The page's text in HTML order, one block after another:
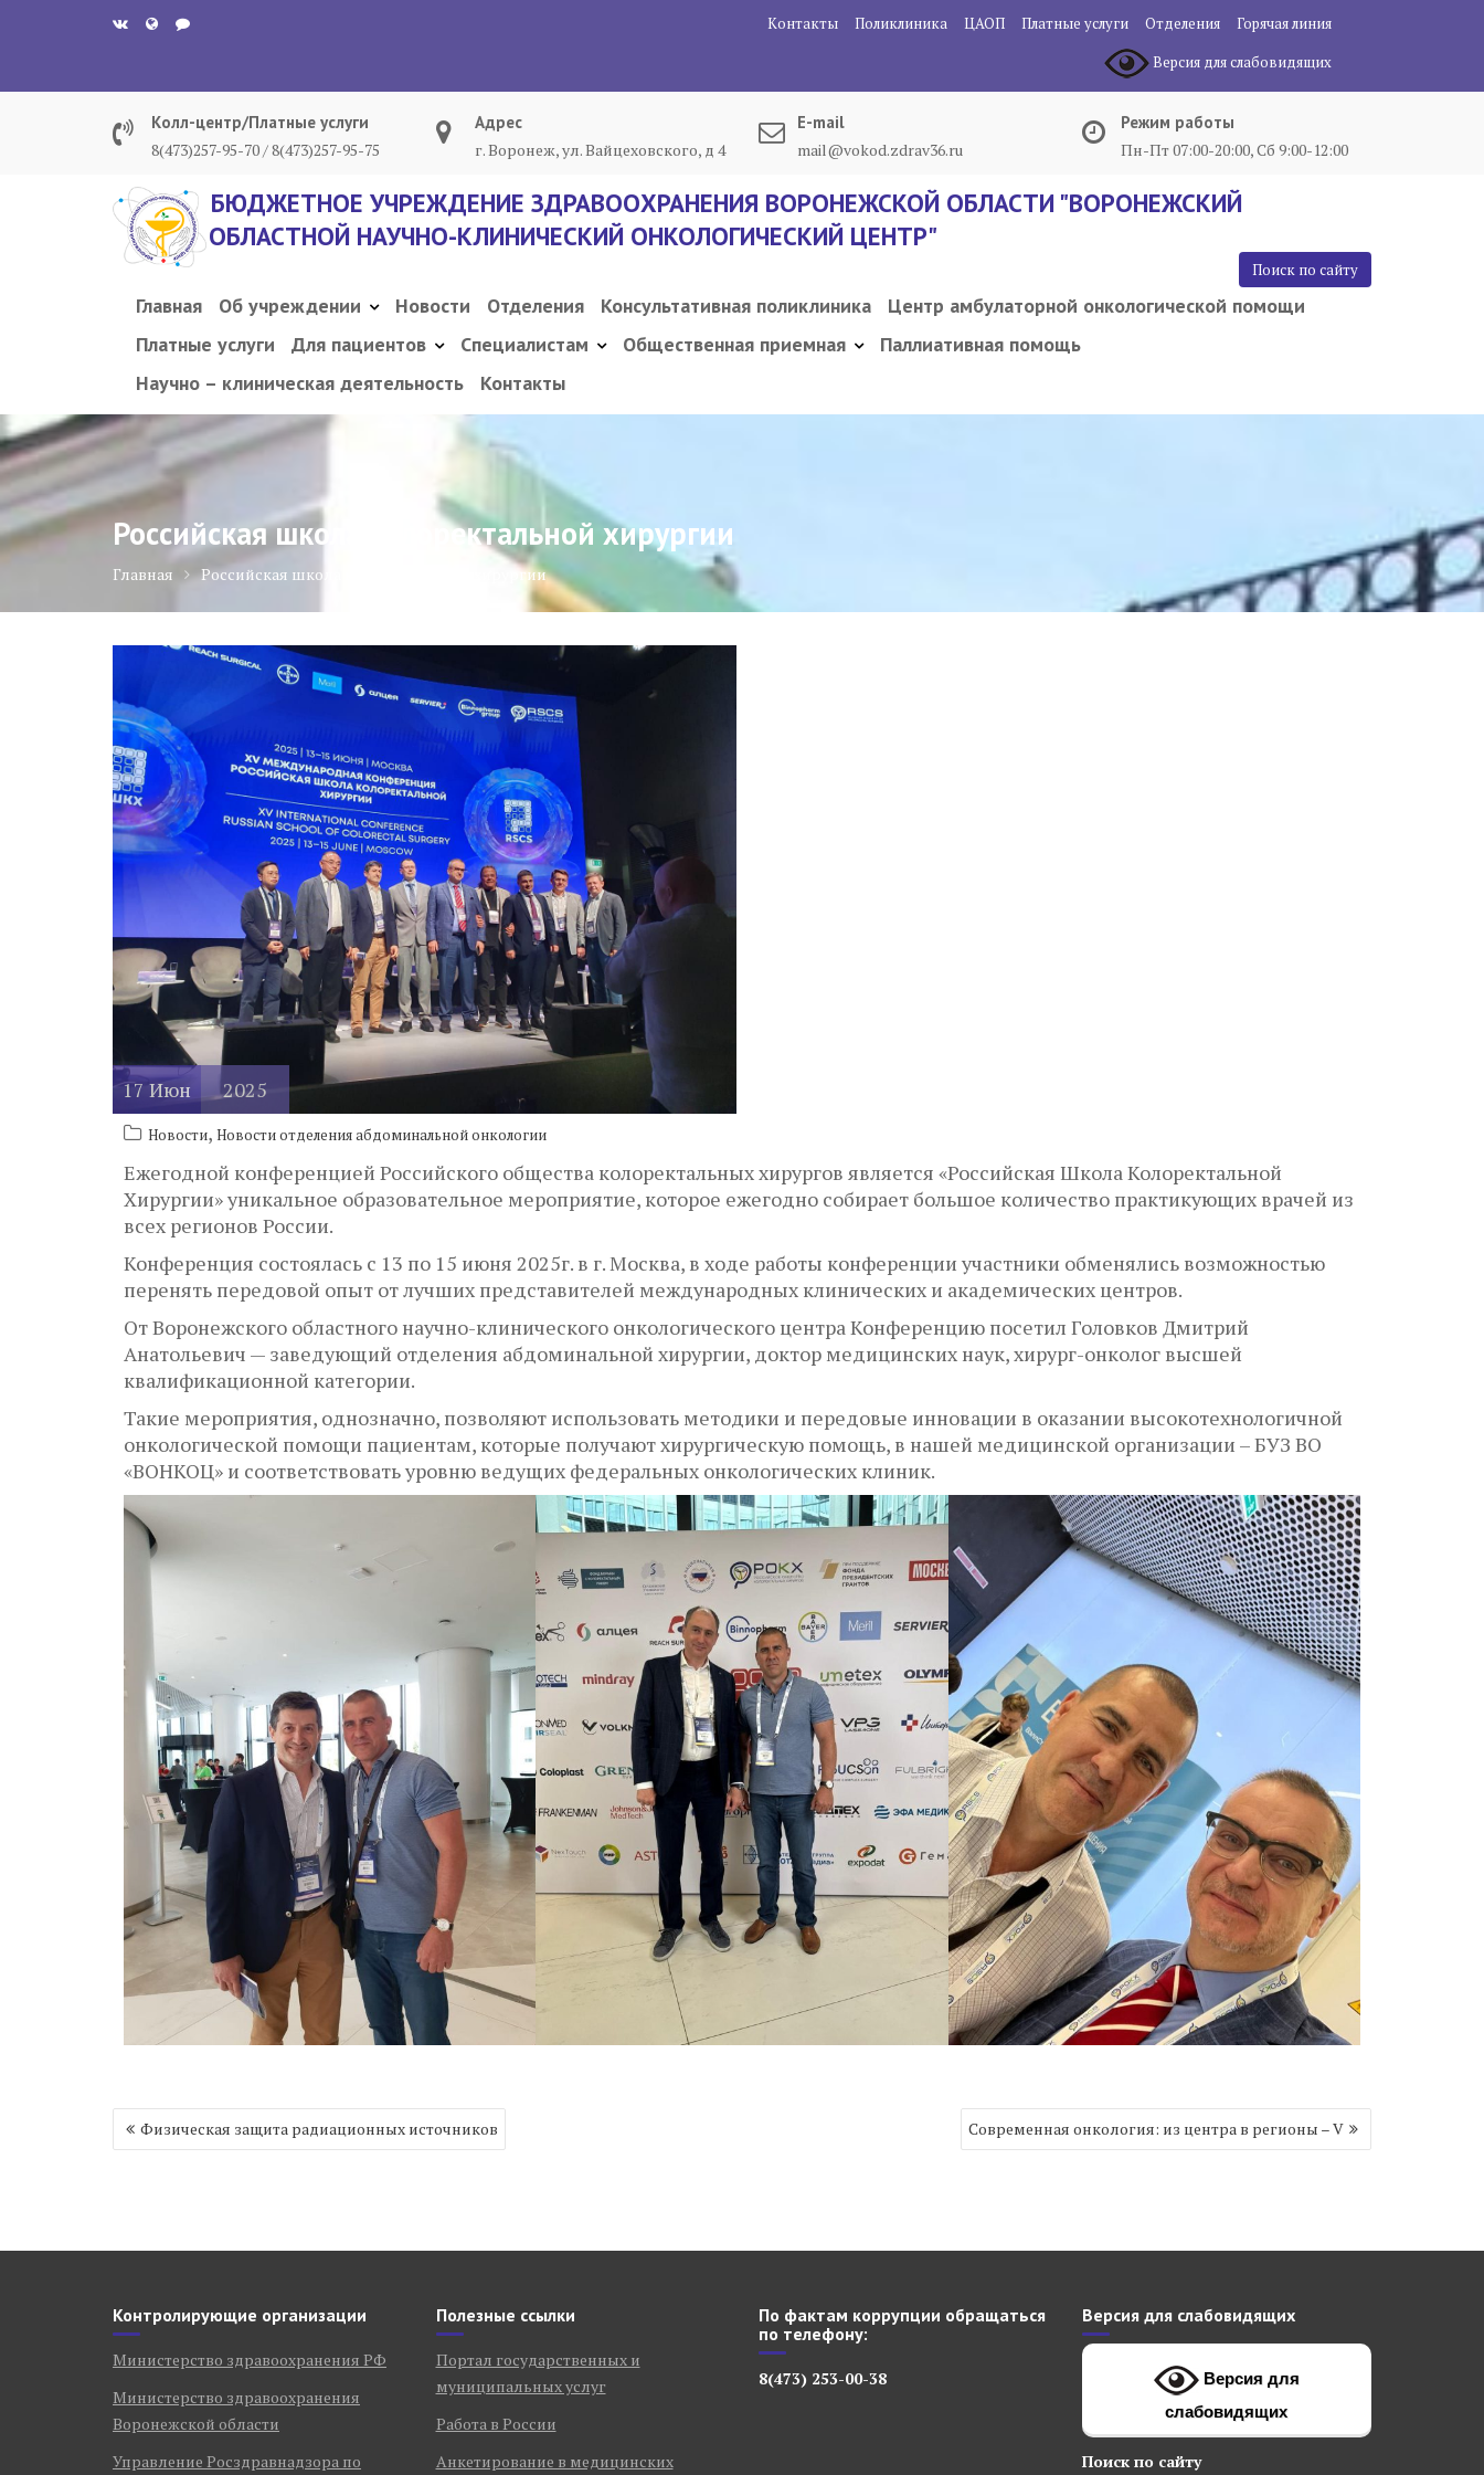
Контакты Поликлиника ЦАОП Платные услуги Отделения
Горячая линия
Версия для слабовидящих
Колл-центр/Платные услуги
8(473)257-95-70 / 8(473)257-95-75
Адрес
г. Воронеж, ул. Вайцеховского, д 4
E-mail
mail@vokod.zdrav36.ru
Режим работы
Пн-Пт 07:00-20:00, Сб 9:00-12:00
БЮДЖЕТНОЕ УЧРЕЖДЕНИЕ ЗДРАВООХРАНЕНИЯ ВОРОНЕЖСКОЙ ОБЛАСТИ "ВОРОНЕЖСКИЙ
ОБЛАСТНОЙ НАУЧНО-КЛИНИЧЕСКИЙ ОНКОЛОГИЧЕСКИЙ ЦЕНТР"
Поиск по сайту
Главная Об учреждении Новости Отделения Консультативная поликлиника
Центр амбулаторной онкологической помощи
Платные услуги
Для пациентов Специалистам Общественная приемная
Паллиативная помощь
Научно – клиническая деятельность
Контакты
Российская школа колоректальной хирургии
Главная Российская школа колоректальной хирургии
17 Июн 2025
Новости, Новости отделения абдоминальной онкологии
Ежегодной конференцией Российского общества колоректальных хирургов является «Российская Школа Колоректальной
Хирургии» уникальное образовательное мероприятие, которое ежегодно собирает большое количество практикующих врачей из
всех регионов России.
Конференция состоялась с 13 по 15 июня 2025г. в г. Москва, в ходе работы конференции участники обменялись возможностью
перенять передовой опыт от лучших представителей международных клинических и академических центров.
От Воронежского областного научно-клинического онкологического центра Конференцию посетил Головков Дмитрий
Анатольевич — заведующий отделения абдоминальной хирургии, доктор медицинских наук, хирург-онколог высшей
квалификационной категории.
Такие мероприятия, однозначно, позволяют использовать методики и передовые инновации в оказании высокотехнологичной
онкологической помощи пациентам, которые получают хирургическую помощь, в нашей медицинской организации – БУЗ ВО
«ВОНКОЦ» и соответствовать уровню ведущих федеральных онкологических клиник.
Навигация
по
Физическая защита радиационных источников Современная онкология: из центра в регионы – V
Контролирующие организации
Министерство здравоохранения РФ
Министерство здравоохранения
Воронежской области
Управление Росздравнадзора по
Полезные ссылки
Портал государственных и
муниципальных услуг
Работа в России
Анкетирование в медицинских
По фактам коррупции обращаться
по телефону:
8(473) 253-00-38
Версия для слабовидящих
Версия для
слабовидящих
Поискпо сайту